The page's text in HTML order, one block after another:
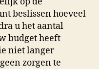
beslissen hoeveel
u het aantal
budget heeft
niet langer
zorgen te